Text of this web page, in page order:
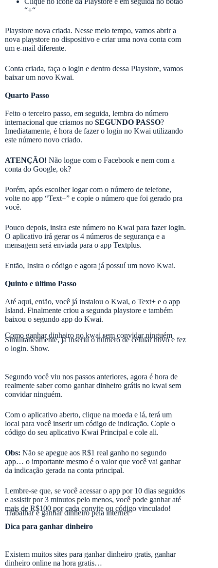
“+“
Playstore nova criada. Nesse meio tempo, vamos abrir a
nova playstore no dispositivo e criar uma nova conta com
um e-mail diferente.
Conta criada, faça o login e dentro dessa Playstore, vamos
baixar um novo Kwai.
Quarto Passo
Feito o terceiro passo, em seguida, lembra do número
internacional que criamos no SEGUNDO PASSO?
Imediatamente, é hora de fazer o login no Kwai utilizando
este número novo criado.
ATENÇÃO! Não logue com o Facebook e nem com a
conta do Google, ok?
Porém, após escolher logar com o número de telefone,
volte no app “Text+” e copie o número que foi gerado pra
você.
Pouco depois, insira este número no Kwai para fazer login.
O aplicativo irá gerar os 4 números de segurança e a
mensagem será enviada para o app Textplus.
Então, Insira o código e agora já possuí um novo Kwai.
Quinto e último Passo
Até aqui, então, você já instalou o Kwai, o Text+ e o app
Island. Finalmente criou a segunda playstore e também
baixou o segundo app do Kwai.
Simultaneamente, já inseriu o número de celular novo e fez
o login. Show.
Como ganhar dinheiro no kwai sem convidar ninguém
Segundo você viu nos passos anteriores, agora é hora de
realmente saber como ganhar dinheiro grátis no kwai sem
convidar ninguém.
Com o aplicativo aberto, clique na moeda e lá, terá um
local para você inserir um código de indicação. Copie o
código do seu aplicativo Kwai Principal e cole ali.
Obs: Não se apegue aos R$1 real ganho no segundo
app… o importante mesmo é o valor que você vai ganhar
da indicação gerada na conta principal.
Lembre-se que, se você acessar o app por 10 dias seguidos
e assistir por 3 minutos pelo menos, você pode ganhar até
mais de R$100 por cada convite ou código vinculado!
Dica para ganhar dinheiro
Trabalhar e ganhar dinheiro pela internet
Existem muitos sites para ganhar dinheiro gratis, ganhar
dinheiro online na hora gratis…